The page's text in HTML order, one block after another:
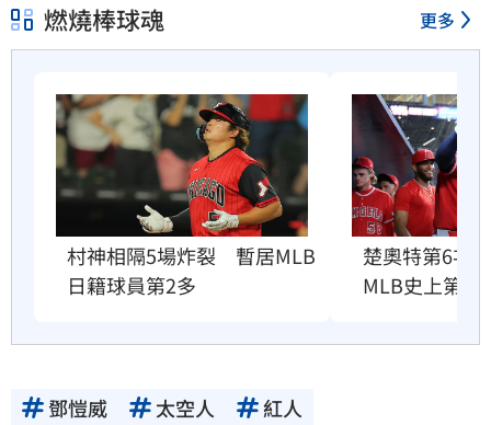
燃燒棒球魂 更多
村神相隔5場炸裂　暫居MLB
日籍球員第2多
楚奧特第6次
MLB史上第3
鄧愷威 太空人 紅人